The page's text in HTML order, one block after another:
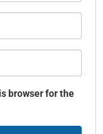
browser for the